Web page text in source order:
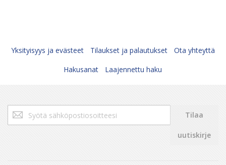
Yksityisyys ja evästeet Tilaukset ja palautukset
Ota yhteyttä
Hakusanat
Laajennettu haku
Tilaa
uutiskirjeemme:
Tilaa
uutiskirje